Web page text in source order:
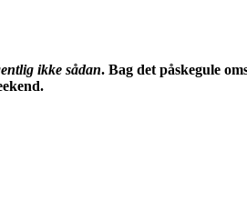
ikke sådan. Bag det påskegule